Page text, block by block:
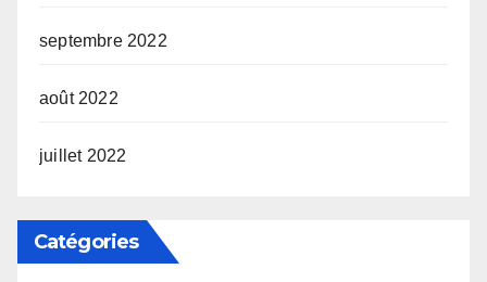
septembre 2022
août 2022
juillet 2022
Catégories